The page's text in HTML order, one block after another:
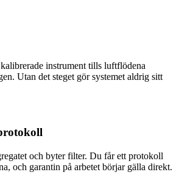
instrument tills luftflödena
Utan det steget gör systemet aldrig sitt
och byter filter. Du får ett protokoll
och garantin på arbetet börjar gälla direkt.